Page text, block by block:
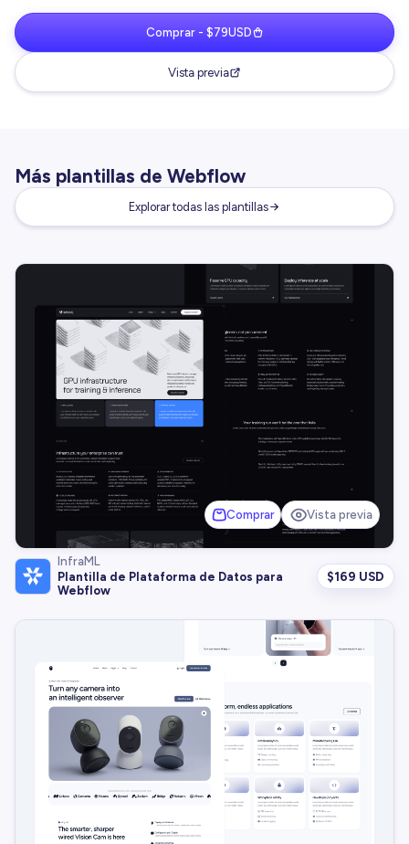
Comprar - $79USD
Vista previa
Más plantillas de Webflow
Explorar todas las plantillas
Comprar Vista previa
InfraML
Plantilla de Plataforma de Datos para
Webflow
$169 USD